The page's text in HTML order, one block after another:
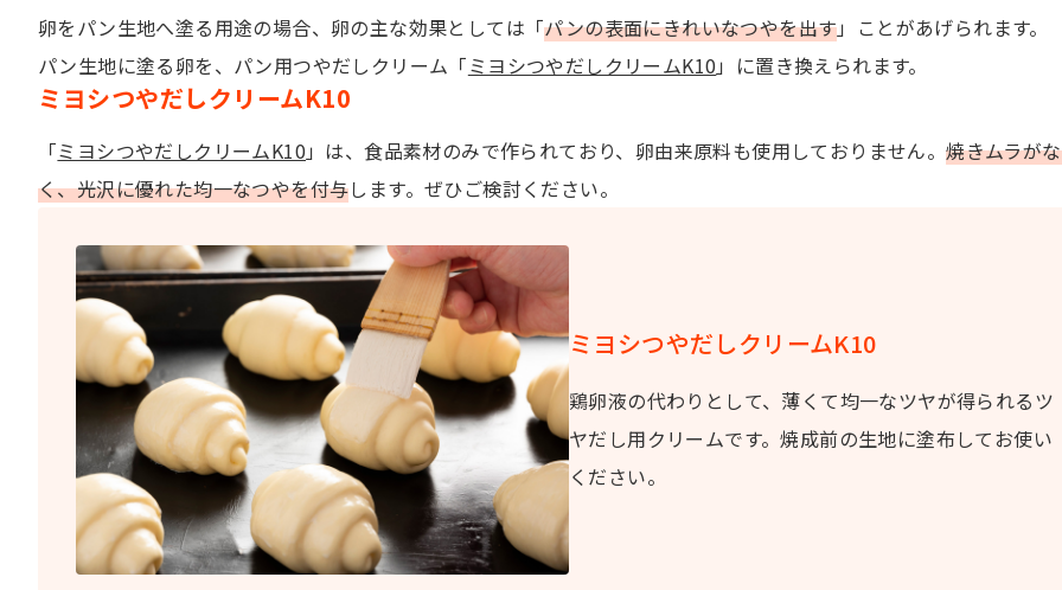
卵をパン生地へ塗る用途の場合、卵の主な効果としては「パンの表面にきれいなつやを出す」ことがあげられます。
パン生地に塗る卵を、パン用つやだしクリーム「ミヨシつやだしクリームK10 」に置き換えられます。
ミヨシつやだしクリームK10
「ミヨシつやだしクリームK10 」は、食品素材のみで作られており、卵由来原料も使用しておりません。焼きムラがな
く、光沢に優れた均一なつやを付与します。ぜひご検討ください。
ミヨシつやだしクリームK10
鶏卵液の代わりとして、薄くて均一なツヤが得られるツ
ヤだし用クリームです。焼成前の生地に塗布してお使い
ください。